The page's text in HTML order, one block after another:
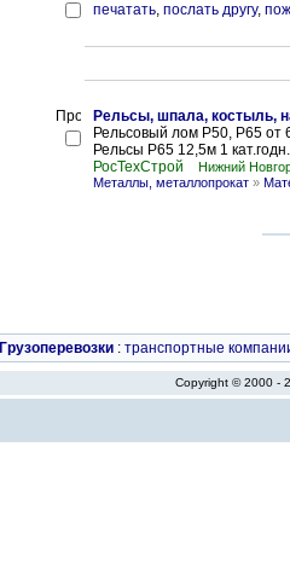
печатать, послать другу,
Рельсы, шпала, костыль,
Рельсовый лом Р50, Р65 от
Рельсы Р65 12,5м 1
РосТехСтрой
Нижний
Металлы, металлопрокат »
Грузоперевозки : транспортные
Copyright © 2000 -